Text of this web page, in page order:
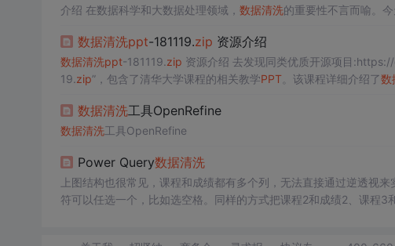
介绍 在数据科学和大数据处理领域， 数据清洗的重要性不言而喻。
数据清洗ppt-181119.zip 资源介绍
数据清洗ppt-181119. zip 资源介绍 去发现同类优质开源项目
19. zip”，包含了清华大学课程的相关教学PPT。该课程详细介绍了数
数据清洗工具OpenRefine
数据清洗工具OpenRefine
Power Query数据清洗
上图结构也很常见，课程和成绩都有多个列，无法直接通过逆透视
符可以任选一个，比如选空格。同样的方式把课程2和成绩2、课程3